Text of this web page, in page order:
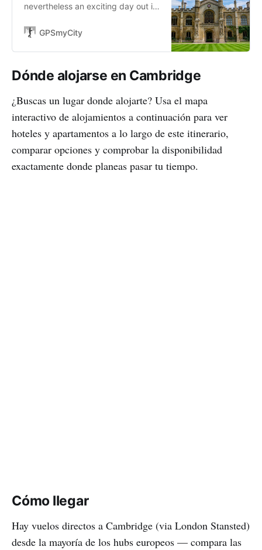
nevertheless an exciting day out in
breathtaking city well known
Cambridge, founded in…
GPSmyCity
Dónde alojarse en Cambridge
¿Buscas un lugar donde alojarte? Usa el mapa
interactivo de alojamientos a continuación para ver
hoteles y apartamentos a lo largo de este itinerario,
comparar opciones y comprobar la disponibilidad
exactamente donde planeas pasar tu tiempo.
Cómo llegar
Hay vuelos directos a Cambridge (via London Stansted)
desde la mayoría de los hubs europeos — compara las